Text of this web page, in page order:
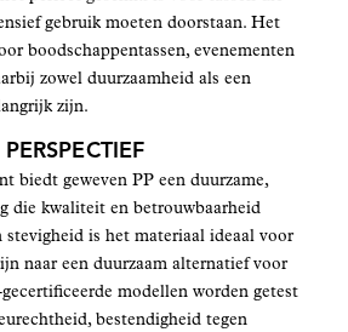
gebruik moeten doorstaan. Het
boodschappentassen, evenementen
zowel duurzaamheid als een
zijn.
biedt geweven PP een duurzame,
die kwaliteit en betrouwbaarheid
is het materiaal ideaal voor
naar een duurzaam alternatief voor
modellen worden getest
bestendigheid tegen